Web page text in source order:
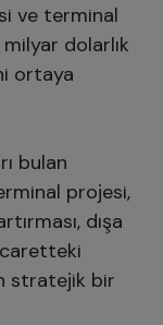
ve terminal
dolarlık
ortaya
bulan
projesi,
dışa
stratejik bir